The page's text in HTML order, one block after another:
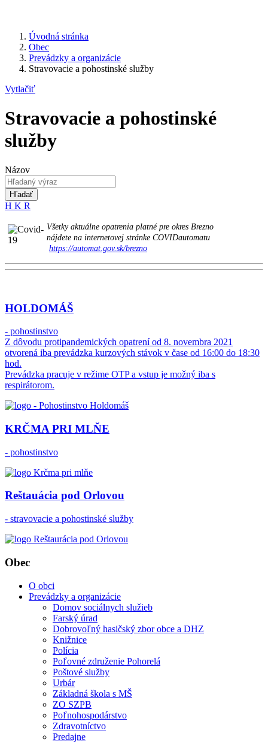
Úvodná stránka
Obec
Prevádzky a organizácie
Stravovacie a pohostinské služby
Vytlačiť
Stravovacie a pohostinské
služby
Názov
Hľadať
H K R
Všetky aktuálne opatrenia platné pre okres Brezno
nájdete na internetovej stránke COVIDautomatu
https://automat.gov.sk/brezno
HOLDOMÁŠ
- pohostinstvo
Z dôvodu protipandemických opatrení od 8. novembra 2021
otvorená iba prevádzka kurzových stávok v čase od 16:00 do 18:30
hod.
Prevádzka pracuje v režime OTP a vstup je možný iba s
respirátorom.
KRČMA PRI MLŇE
- pohostinstvo
Reštauácia pod Orlovou
- stravovacie a pohostinské služby
Obec
O obci
Prevádzky a organizácie
Domov sociálnych služieb
Farský úrad
Dobrovoľný hasičský zbor obce a DHZ
Knižnice
Polícia
Poľovné združenie Pohorelá
Poštové služby
Urbár
Základná škola s MŠ
ZO SZPB
Poľnohospodárstvo
Zdravotníctvo
Predajne